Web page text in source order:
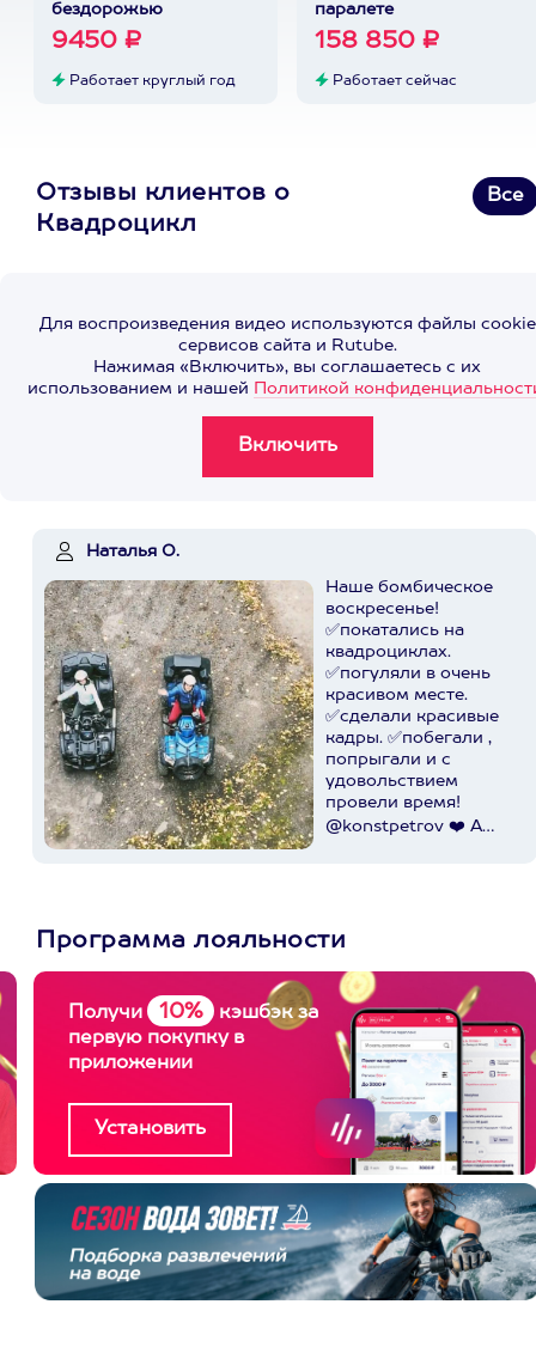
бездорожью
9450 ₽
Работает круглый год
паралете
158 850 ₽
Работает сейчас
Отзывы клиентов о
Квадроцикл
Все
Для воспроизведения видео используются файлы cookie
сервисов сайта и Rutube.
Нажимая «Включить», вы соглашаетесь с их
использованием и нашей Политикой
Наталья О.
Наше бомбическое
воскресенье!
✅покатались на
квадроциклах.
✅погуляли в очень
красивом месте.
✅сделали красивые
кадры. ✅побегали ,
попрыгали и с
удовольствием
провели время!
@konstpetrov ❤️ А
Программа лояльности
Получи 10%
кэшбэк за
первую покупку в
приложении